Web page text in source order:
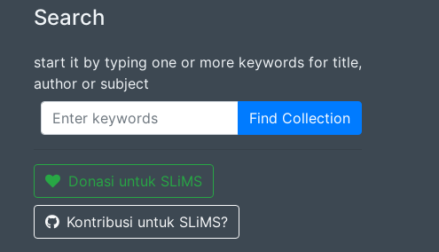
Search
start it by typing one or more keywords for title,
author or subject
Find Collection
Donasi untuk SLiMS
Kontribusi untuk SLiMS?